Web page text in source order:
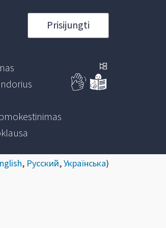
Prisijungti
, Русский,Українська)